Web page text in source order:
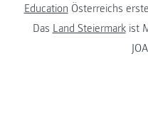
Education Österreichs
Das Land Steiermarkist